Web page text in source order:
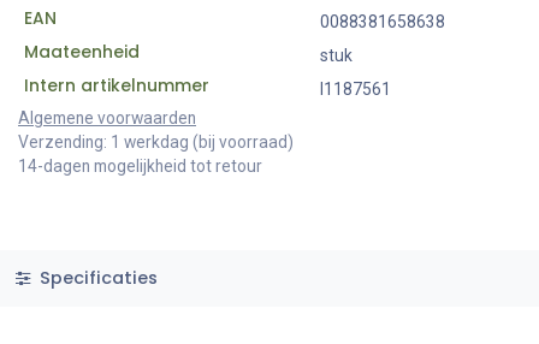
EAN 0088381658638
Maateenheid stuk
Intern artikelnummer
I1187561
Algemene voorwaarden
Verzending: 1 werkdag (bij voorraad)
14-dagen mogelijkheid tot retour
Specificaties